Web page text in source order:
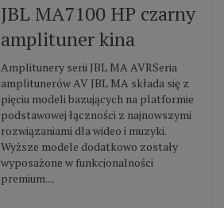
JBL MA7100 HP czarny
amplituner kina
Amplitunery serii JBL MA AVRSeria
amplitunerów AV JBL MA składa się z
pięciu modeli bazujących na platformie
podstawowej łączności z najnowszymi
rozwiązaniami dla wideo i muzyki.
Wyższe modele dodatkowo zostały
wyposażone w funkcjonalności
premium....